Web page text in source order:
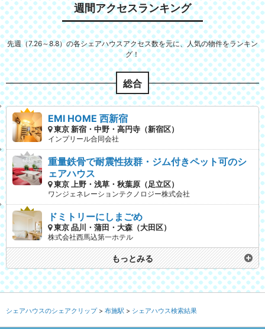
週間アクセスランキング
先週（7.26～8.8）の各シェアハウスアクセス数を元に、人気の物件をランキン
グ！
総合
EMI HOME 西新宿
東京 新宿・中野・高円寺（新宿区）
インプリール合同会社
重量鉄骨で耐震性抜群・ジム付きペット可のシ
ェアハウス
東京 上野・浅草・秋葉原（足立区）
ワンジェネレーションテクノロジー株式会社
ドミトリーにしまごめ
東京 品川・蒲田・大森（大田区）
株式会社西馬込第一ホテル
もっとみる
シェアハウスのシェアクリップ 布施駅 シェアハウス検索結果